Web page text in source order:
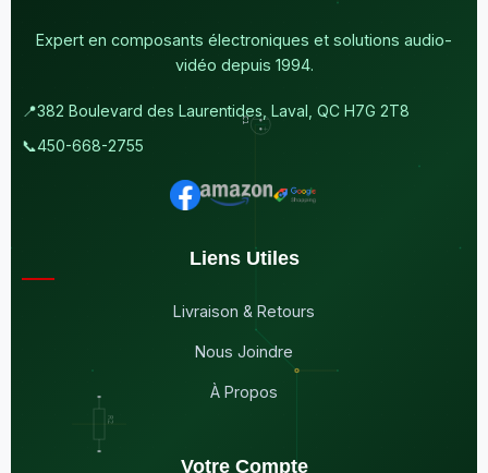
Expert en composants électroniques et solutions audio-
vidéo depuis 1994.
📍382 Boulevard des Laurentides, Laval, QC H7G 2T8
📞450-668-2755
Liens Utiles
Livraison & Retours
Nous Joindre
À Propos
Votre Compte